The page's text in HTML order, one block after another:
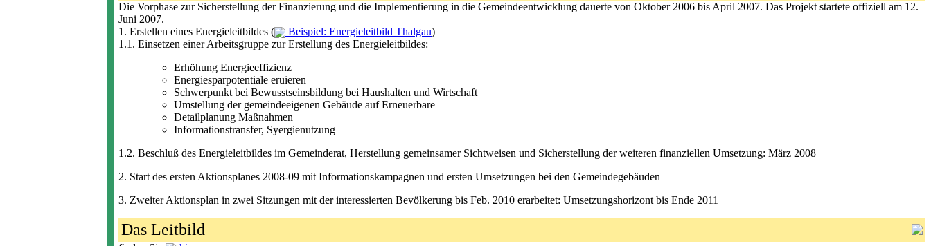
Die Vorphase zur Sicherstellung der Finanzierung und die Implementierung in die Gemeindeentwicklung dauerte von Oktober 2006 bis April 2007. Das Projekt startete offiziell am 12.
Juni 2007.
1. Erstellen eines Energieleitbildes (
Beispiel: Energieleitbild Thalgau)
1.1. Einsetzen einer Arbeitsgruppe zur Erstellung des Energieleitbildes:
Erhöhung Energieeffizienz
Energiesparpotentiale eruieren
Schwerpunkt bei Bewusstseinsbildung bei Haushalten und Wirtschaft
Umstellung der gemeindeeigenen Gebäude auf Erneuerbare
Detailplanung Maßnahmen
Informationstransfer, Syergienutzung
1.2. Beschluß des Energieleitbildes im Gemeinderat, Herstellung gemeinsamer Sichtweisen und Sicherstellung der weiteren finanziellen Umsetzung: März 2008
2. Start des ersten Aktionsplanes 2008-09 mit Informationskampagnen und ersten Umsetzungen bei den Gemeindegebäuden
3. Zweiter Aktionsplan in zwei Sitzungen mit der interessierten Bevölkerung bis Feb. 2010 erarbeitet: Umsetzungshorizont bis Ende 2011
Das Leitbild